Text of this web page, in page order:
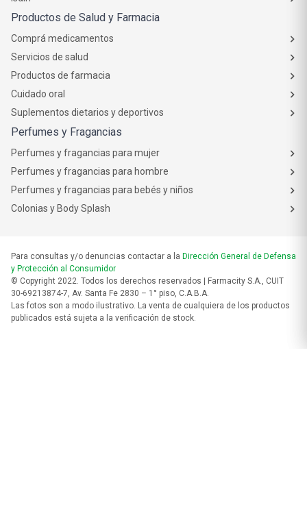
Comprá medicamentos
Servicios de salud
Productos de farmacia
Cuidado oral
Suplementos dietarios y deportivos
Perfumes y Fragancias
Perfumes y fragancias para mujer
Perfumes y fragancias para hombre
Perfumes y fragancias para bebés y niños
Colonias y Body Splash
© Copyright 2022. Todos los derechos reservados | Farmacity S.A., CUIT
30-69213874-7, Av. Santa Fe 2830 – 1° piso, C.A.B.A.
Las fotos son a modo ilustrativo. La venta de cualquiera de los productos
publicados está sujeta a la verificación de stock.